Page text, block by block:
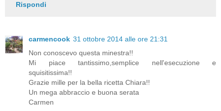
Rispondi
carmencook 31 ottobre 2014 alle ore 21:31
Non conoscevo questa minestra!!
Mi piace tantissimo,semplice nell'esecuzione e
squisitissima!!
Grazie mille per la bella ricetta Chiara!!
Un mega abbraccio e buona serata
Carmen